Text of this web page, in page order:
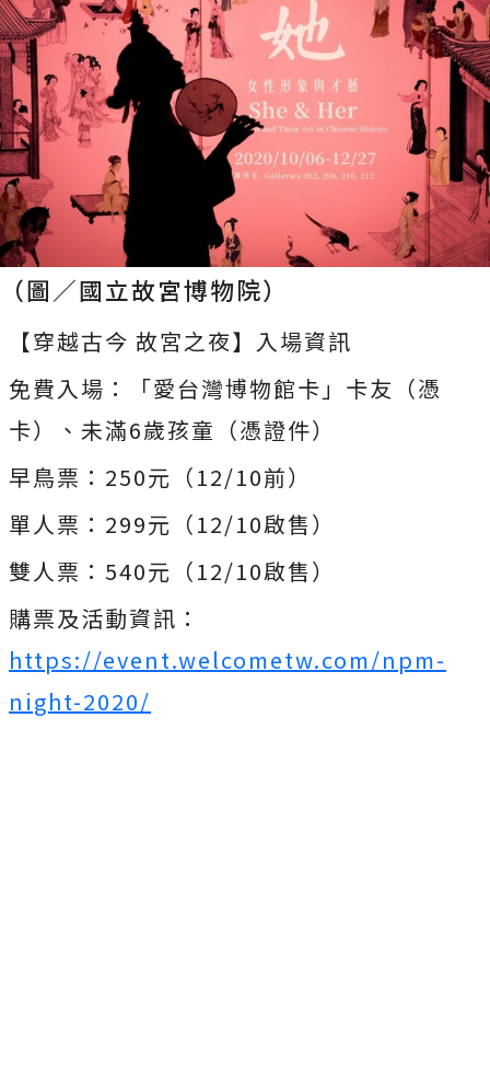
（圖／國立故宮博物院）
【穿越古今 故宮之夜】入場資訊
免費入場：「愛台灣博物館卡」卡友（憑
卡）、未滿6歲孩童（憑證件）
早鳥票：250元（12/10前）
單人票：299元（12/10啟售）
雙人票：540元（12/10啟售）
購票及活動資訊：
https://event.welcometw.com/npm-
night-2020/